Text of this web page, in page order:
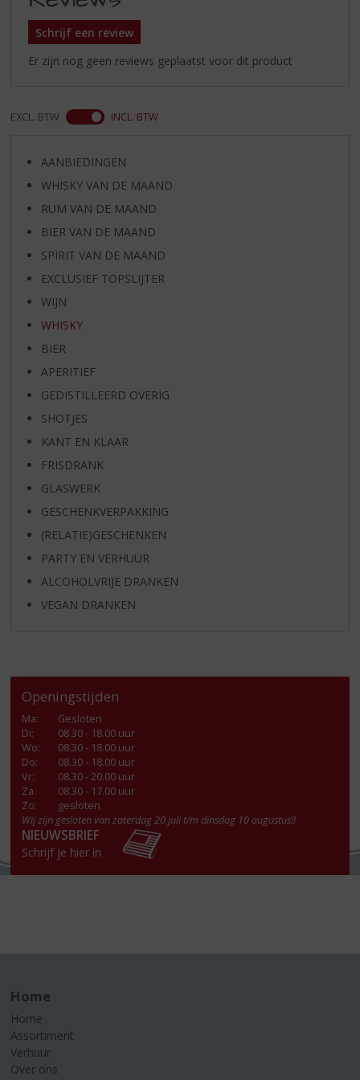
Schrijf een review
Er zijn nog geen reviews geplaatst voor dit product
EXCL. BTW INCL. BTW
AANBIEDINGEN
WHISKY VAN DE MAAND
RUM VAN DE MAAND
BIER VAN DE MAAND
SPIRIT VAN DE MAAND
EXCLUSIEF TOPSLIJTER
WIJN
WHISKY
BIER
APERITIEF
GEDISTILLEERD OVERIG
SHOTJES
KANT EN KLAAR
FRISDRANK
GLASWERK
GESCHENKVERPAKKING
(RELATIE)GESCHENKEN
PARTY EN VERHUUR
ALCOHOLVRIJE DRANKEN
VEGAN DRANKEN
Openingstijden
Ma:
Gesloten
Di:
08.30 - 18.00 uur
Wo:
08.30 - 18.00 uur
Do:
08.30 - 18.00 uur
Vr:
08.30 - 20.00 uur
Za:
08.30 - 17.00 uur
Zo:
gesloten
Wij zijn gesloten van zaterdag 20 juli t/m dinsdag 10 augustus!!
NIEUWSBRIEF
Schrijf je hier in
Home
Home
Assortiment
Verhuur
Over ons